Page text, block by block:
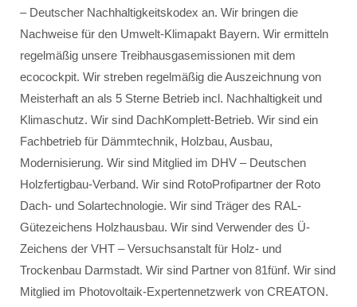
– Deutscher Nachhaltigkeitskodex an. Wir bringen die
Nachweise für den Umwelt-Klimapakt Bayern. Wir ermitteln
regelmäßig unsere Treibhausgasemissionen mit dem
ecocockpit. Wir streben regelmäßig die Auszeichnung von
Meisterhaft an als 5 Sterne Betrieb incl. Nachhaltigkeit und
Klimaschutz. Wir sind DachKomplett-Betrieb. Wir sind ein
Fachbetrieb für Dämmtechnik, Holzbau, Ausbau,
Modernisierung. Wir sind Mitglied im DHV – Deutschen
Holzfertigbau-Verband. Wir sind RotoProfipartner der Roto
Dach- und Solartechnologie. Wir sind Träger des RAL-
Gütezeichens Holzhausbau. Wir sind Verwender des Ü-
Zeichens der VHT – Versuchsanstalt für Holz- und
Trockenbau Darmstadt. Wir sind Partner von 81fünf. Wir sind
Mitglied im Photovoltaik-Expertennetzwerk von CREATON.